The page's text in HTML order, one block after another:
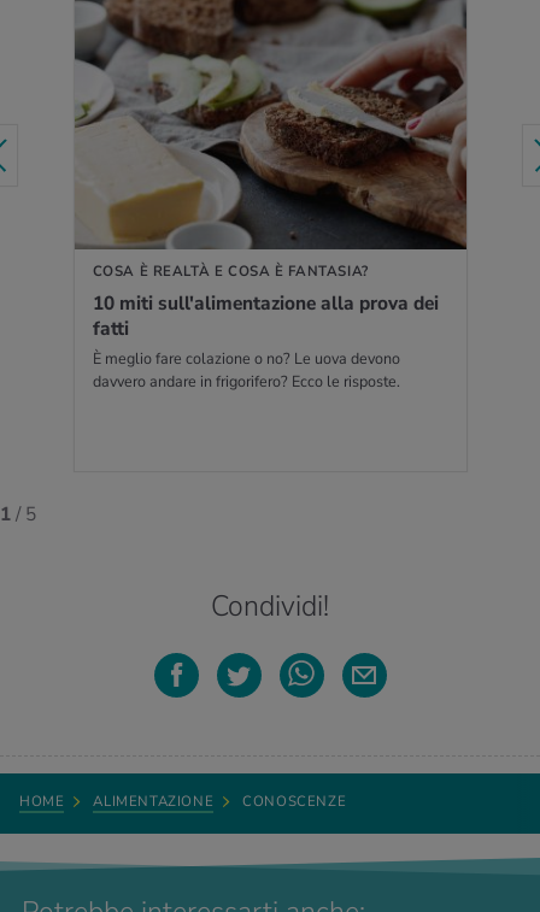
COSA È REALTÀ E COSA È FANTASIA?
10 miti sul­l'a­li­men­ta­zio­ne alla prova dei
fatti
È meglio fare colazione o no? Le uova devono
davvero andare in frigorifero? Ecco le risposte.
PER SAPERNE DI PIÙ
1/ 5
Condividi!
HOME ALIMENTAZIONE CONOSCENZE